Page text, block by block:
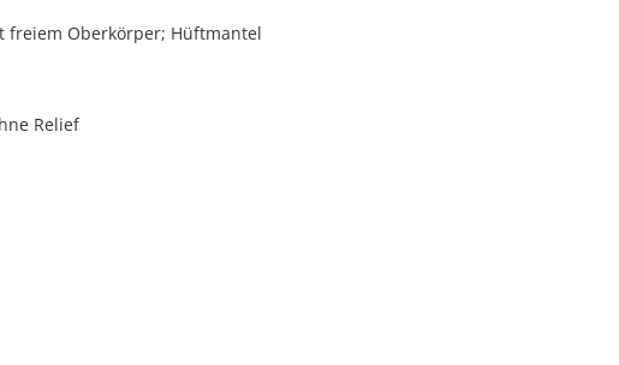
freiem Oberkörper; Hüftmantel
Relief